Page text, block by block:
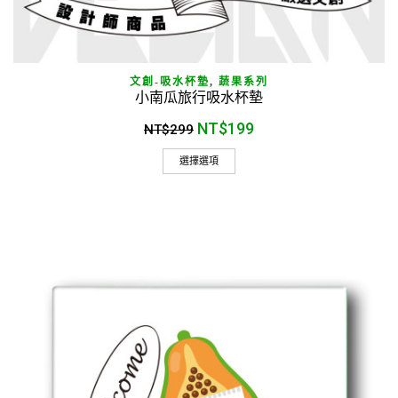
文創-吸水杯墊, 蔬果系列
小南瓜旅行吸水杯墊
NT$299 NT$199
選擇選項